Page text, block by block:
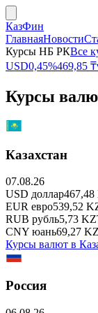
КазФин
ГлавнаяНовости
Курсы НБ РКВсе
USD0,45%469,85 ₸
Курсы
Казахстан
07.08.26
USD доллар467,48
EUR евро539,52
RUB рубль5,73
CNY юань69,27
Курсы валют в
Россия